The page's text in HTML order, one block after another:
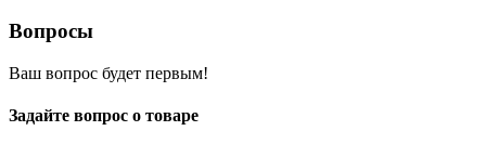
Вопросы
Ваш вопрос будет первым!
Задайте вопрос о товаре